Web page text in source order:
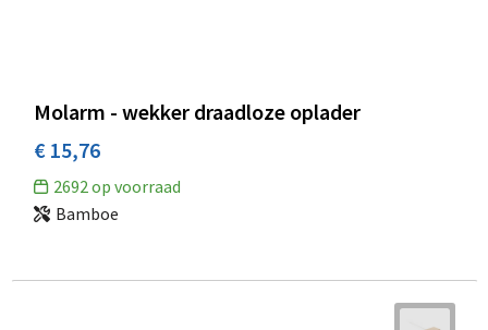
Molarm - wekker draadloze oplader
€ 15,76
2692 op voorraad
Bamboe